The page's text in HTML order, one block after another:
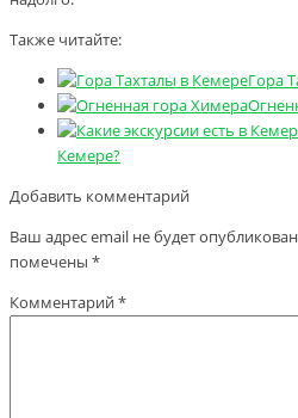
Также читайте:
Гора
Кемере?
Добавить комментарий
Ваш адрес email не будет
помечены *
Комментарий*